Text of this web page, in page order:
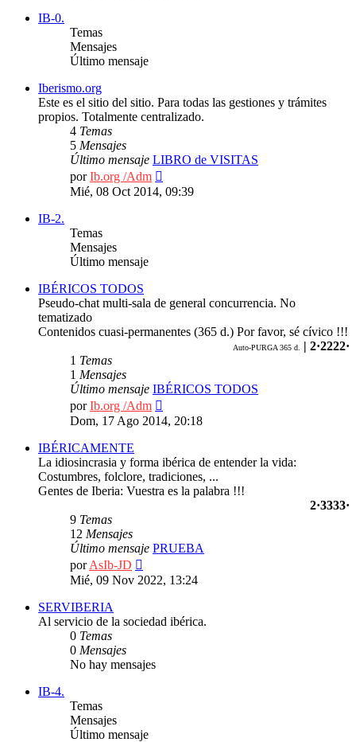
IB-0.
Temas
Mensajes
Último mensaje
Iberismo.org
Este es el sitio del sitio. Para todas las gestiones y trámites
propios. Totalmente centralizado.
4 Temas
5 Mensajes
Último mensaje LIBRO de VISITAS
porIb.org /Adm
último
Mié, 08 Oct 2014, 09:39
IB-2.
Temas
Mensajes
Último mensaje
IBÉRICOS TODOS
Pseudo-chat multi-sala de general concurrencia. No
tematizado
Contenidos cuasi-permanentes (365 d.) Por favor, sé cívico !!!
Auto-PURGA 365 d.
| 2·2222·
1 Temas
1 Mensajes
Último mensaje IBÉRICOS TODOS
porIb.org /Adm
último
mensaje
Dom, 17 Ago 2014, 20:18
IBÉRICAMENTE
La idiosincrasia y forma ibérica de entender la vida:
Costumbres, folclore, tradiciones, ...
Gentes de Iberia: Vuestra es la palabra !!!
2·3333·
9 Temas
12 Mensajes
Último mensaje PRUEBA
porAsIb-JD
último
mensaje
Mié, 09 Nov 2022, 13:24
SERVIBERIA
Al servicio de la sociedad ibérica.
0 Temas
0 Mensajes
No hay mensajes
IB-4.
Temas
Mensajes
Último mensaje